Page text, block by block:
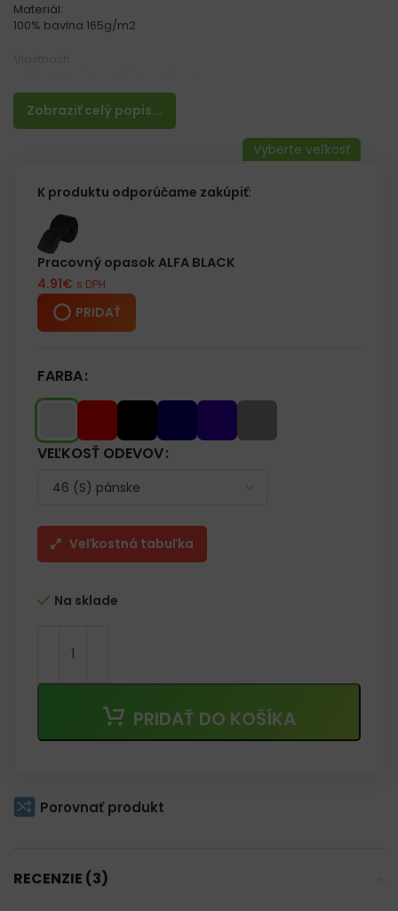
Zobraziť celý popis...
Materiál:
100% bavlna 165g/m2
– Bez bočných švov
– Elastický úplet okolo krku
– Spevňujúci lem za krkom
Farba šedá heather je melírovaná / žíhaná 97% Bavlna, 3%
K produktu odporúčame zakúpiť:
Pracovný opasok ALFA BLACK
4.91€ s DPH
PRIDAŤ
FARBA
VEĽKOSŤ ODEVOV
Veľkostná tabuľka
Na sklade
PRIDAŤ DO KOŠÍKA
Porovnať produkt
RECENZIE (3)